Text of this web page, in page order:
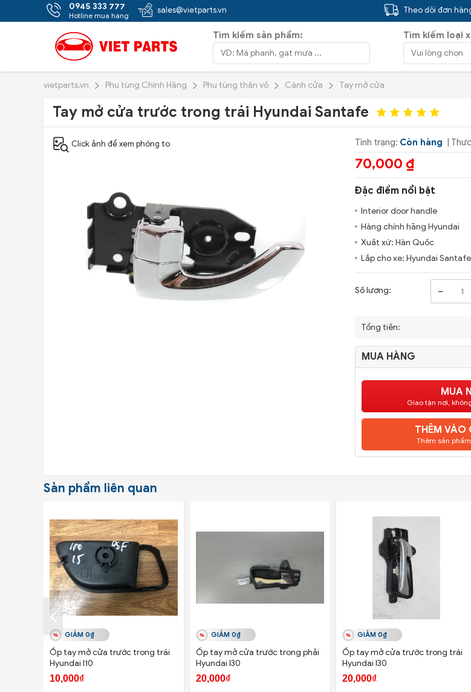
0945 333 777
Hotline mua hàng
sales@vietparts.vn Theo dõi đơn
Tìm kiếm sản phẩm: Tìm kiếm loại
vietparts.vn Phụ tùng Chính Hãng Phụ tùng thân vỏ Cánh cửa Tay mở cửa
Tay mở cửa trước trong trái Hyundai Santafe
Click ảnh để xem phóng to Tình trạng: Còn hàng |
70,000 ₫
Đặc điểm nổi bật
Interior door handle
Hàng chính hãng Hyundai
Xuất xứ: Hàn Quốc
Lắp cho xe: Hyundai Santafe
Số lượng: -
Tổng tiền:
MUA HÀNG
MUA
Giao tận nơi,
THÊM VÀO
Thêm sản
Sản phẩm liên quan
GIẢM 0₫
Ốp tay mở cửa trước trong trái
Hyundai I10
10,000₫
GIẢM 0₫
Ốp tay mở cửa trước trong phải
Hyundai I30
20,000₫
GIẢM 0₫
Ốp tay mở cửa trước trong trái
Hyundai I30
20,000₫